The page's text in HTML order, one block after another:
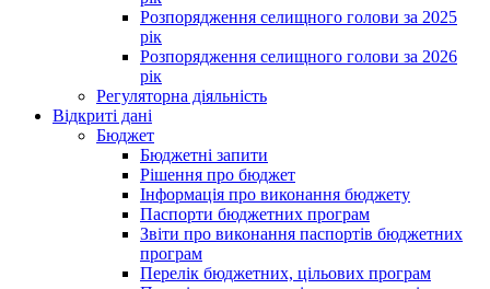
Розпорядження селищного голови за 2025
рік
Розпорядження селищного голови за 2026
рік
Регуляторна діяльність
Відкриті дані
Бюджет
Бюджетні запити
Рішення про бюджет
Інформація про виконання бюджету
Паспорти бюджетних програм
Звіти про виконання паспортів бюджетних
програм
Перелік бюджетних, цільових програм